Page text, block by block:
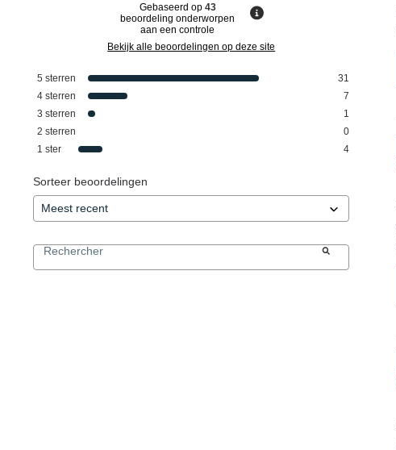
Gebaseerd op 43
beoordeling onderworpen
aan een controle
Bekijk alle beoordelingen op deze site
5 sterren
31
4 sterren
7
3 sterren
1
2 sterren
0
1 ster 4
Sorteer beoordelingen